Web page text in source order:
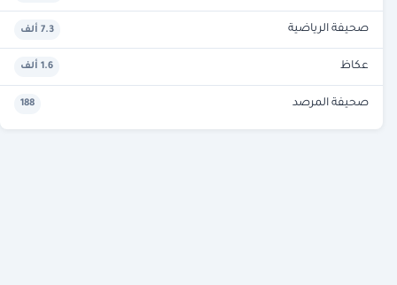
صحيفة الرياضية 7.3 ألف
عكاظ 1.6 ألف
صحيفة المرصد 188